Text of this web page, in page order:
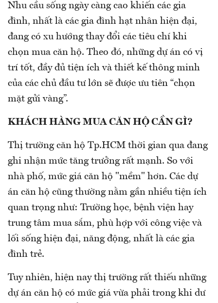
Nhu cầu sống ngày càng cao khiến các gia
đình, nhất là các gia đình hạt nhân hiện đại,
đang có xu hướng thay đổi các tiêu chí khi
chọn mua căn hộ. Theo đó, những dự án có vị
trí tốt, đầy đủ tiện ích và thiết kế thông minh
của các chủ đầu tư lớn sẽ được ưu tiên “chọn
mặt gửi vàng”.
KHÁCH HÀNG MUA CĂN HỘ CẦN GÌ?
Thị trường căn hộ Tp.HCM thời gian qua đang
ghi nhận mức tăng trưởng rất mạnh. So với
nhà phố, mức giá căn hộ "mềm" hơn. Các dự
án căn hộ cũng thường nằm gần nhiều tiện ích
quan trọng như: Trường học, bệnh viện hay
trung tâm mua sắm, phù hợp với công việc và
lối sống hiện đại, năng động, nhất là các gia
đình trẻ.
Tuy nhiên, hiện nay thị trường rất thiếu những
dự án căn hộ có mức giá vừa phải trong khi dư